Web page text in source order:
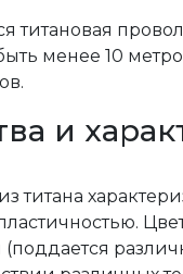
титановая
менее 10
и
титана